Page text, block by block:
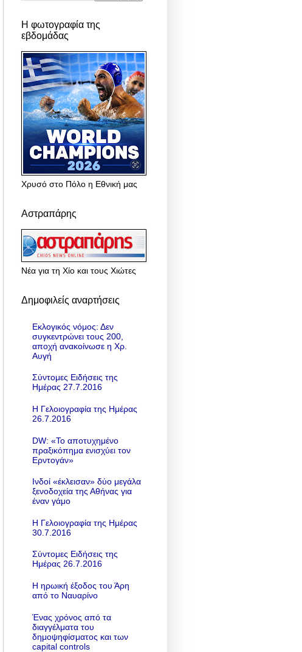
Η φωτογραφία της
εβδομάδας
Χρυσό στο Πόλο η Εθνική μας
Αστραπάρης
Νέα για τη Χίο και τους Χιώτες
Δημοφιλείς αναρτήσεις
Εκλογικός νόμος: Δεν
συγκεντρώνει τους 200,
αποχή ανακοίνωσε η Χρ.
Αυγή
Σύντομες Ειδήσεις της
Ημέρας 27.7.2016
Η Γελοιογραφία της Ημέρας
26.7.2016
DW: «To αποτυχημένο
πραξικόπημα ενισχύει τον
Ερντογάν»
Ινδοί «έκλεισαν» δύο μεγάλα
ξενοδοχεία της Αθήνας για
έναν γάμο
Η Γελοιογραφία της Ημέρας
30.7.2016
Σύντομες Ειδήσεις της
Ημέρας 26.7.2016
Η ηρωική έξοδος του Άρη
από το Ναυαρίνο
Ένας χρόνος από τα
διαγγέλματα του
δημοψηφίσματος και των
capital controls